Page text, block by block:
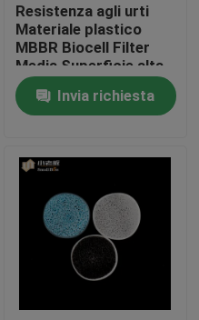
Resistenza agli urti
Materiale plastico
MBBR Biocell Filter
Media Superficie alta
Per RAS
Invia richiesta